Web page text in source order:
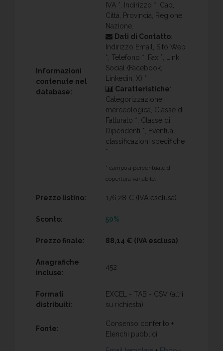
Informazioni
contenute nel
database:
IVA *, Indirizzo *, Cap,
Città, Provincia, Regione,
Nazione.
Dati di Contatto:
Indirizzo Email, Sito Web
*, Telefono *, Fax *, Link
Social (Facebook,
Linkedin, X) *
Caratteristiche:
Categorizzazione
merceologica, Classe di
Fatturato *, Classe di
Dipendenti *, Eventuali
classificazioni specifiche
*
* campo a percentuale di
copertura variabile.
Prezzo listino: 176,28 € (IVA esclusa)
Sconto: 50%
Prezzo finale: 88,14 € (IVA esclusa)
Anagrafiche
incluse:
452
Formati
distribuiti:
EXCEL - TAB - CSV (altri
su richiesta)
Fonte:
Consenso conferito +
Elenchi pubblici